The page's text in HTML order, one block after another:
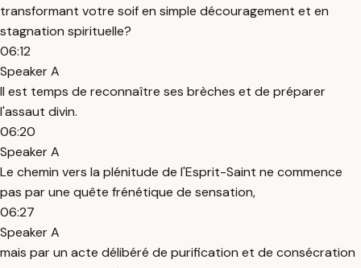
transformant votre soif en simple découragement et en
stagnation spirituelle?
06:12
Speaker A
Il est temps de reconnaître ses brèches et de préparer
l'assaut divin.
06:20
Speaker A
Le chemin vers la plénitude de l'Esprit-Saint ne commence
pas par une quête frénétique de sensation,
06:27
Speaker A
mais par un acte délibéré de purification et de consécration